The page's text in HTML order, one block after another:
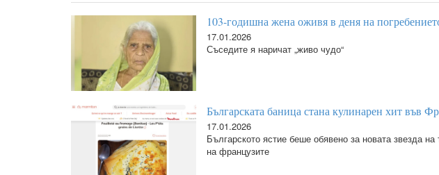
103-годишна жена оживя в деня на
17.01.2026
Съседите я наричат „живо чудо“
Българската баница стана кулинарен хит във
17.01.2026
Българското ястие беше обявено за новата звезда на
на французите